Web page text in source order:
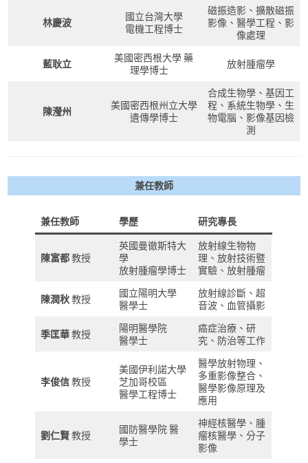
林慶波
國立台灣大學
電機工程博士
磁振造影、擴散磁振
影像、醫學工程、影
像處理
藍耿立
美國密西根大學 藥
理學博士
放射腫瘤學
陳瀅州
美國密西根州立大學
遺傳學博士
合成生物學、基因工
程、系統生物學、生
物電腦、影像基因檢
測
兼任教師
兼任教師 學歷 研究專長
陳富都教授
英國曼徹斯特大
學
放射腫瘤學博士
放射線生物物
理、放射技術暨
實驗、放射腫瘤
陳潤秋教授
國立陽明大學
醫學士
放射線診斷、超
音波、血管攝影
季匡華教授
陽明醫學院
醫學士
癌症治療、研
究、防治等工作
李俊信教授
美國伊利諾大學
芝加哥校區
醫學工程博士
醫學放射物理、
多重影像整合、
醫學影像原理及
應用
劉仁賢教授
國防醫學院 醫
學士
神經核醫學、腫
瘤核醫學、分子
影像